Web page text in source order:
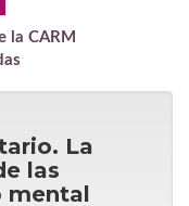
la CARM
La
las